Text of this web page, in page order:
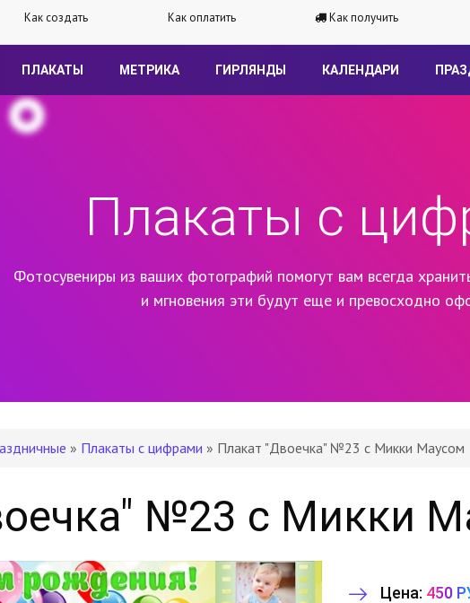
Как создать Как оплатить Как получить
ПЛАКАТЫ МЕТРИКА ГИРЛЯНДЫ КАЛЕНДАРИ
Плакаты с
Фотосувениры из ваших фотографий помогут вам всегда
и мгновения эти будут еще и превосходно
» Плакаты с цифрами » Плакат "Двоечка" №23 с Микки Маусом
№23 с Микки
Цена: 450